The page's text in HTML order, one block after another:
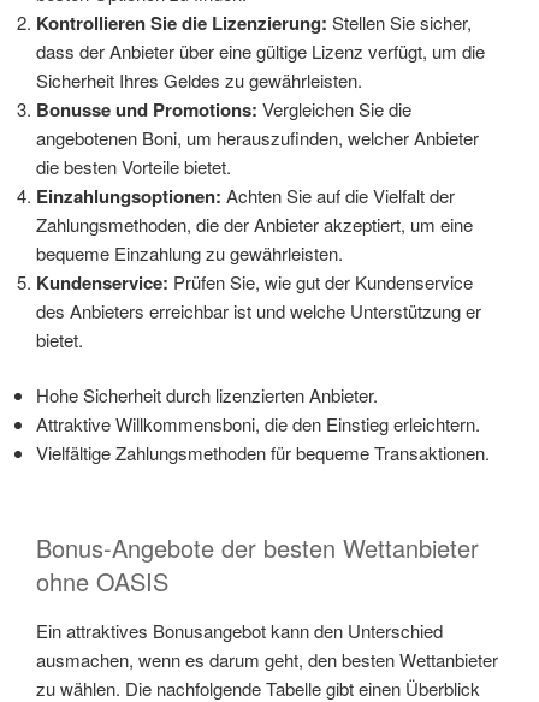
Kontrollieren Sie die Lizenzierung: Stellen Sie sicher,
dass der Anbieter über eine gültige Lizenz verfügt, um die
Sicherheit Ihres Geldes zu gewährleisten.
Bonusse und Promotions: Vergleichen Sie die
angebotenen Boni, um herauszufinden, welcher Anbieter
die besten Vorteile bietet.
Einzahlungsoptionen: Achten Sie auf die Vielfalt der
Zahlungsmethoden, die der Anbieter akzeptiert, um eine
bequeme Einzahlung zu gewährleisten.
Kundenservice: Prüfen Sie, wie gut der Kundenservice
des Anbieters erreichbar ist und welche Unterstützung er
bietet.
Hohe Sicherheit durch lizenzierten Anbieter.
Attraktive Willkommensboni, die den Einstieg erleichtern.
Vielfältige Zahlungsmethoden für bequeme Transaktionen.
Bonus-Angebote der besten Wettanbieter
ohne OASIS
Ein attraktives Bonusangebot kann den Unterschied
ausmachen, wenn es darum geht, den besten Wettanbieter
zu wählen. Die nachfolgende Tabelle gibt einen Überblick